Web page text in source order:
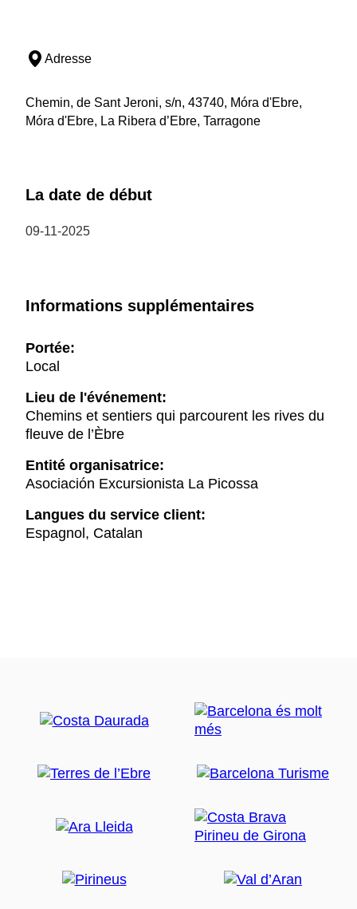
Adresse
Chemin, de Sant Jeroni, s/n, 43740, Móra d'Ebre,
Móra d'Ebre, La Ribera d’Ebre, Tarragone
La date de début
09-11-2025
Informations supplémentaires
Portée:
Local
Lieu de l'événement:
Chemins et sentiers qui parcourent les rives du
fleuve de l’Èbre
Entité organisatrice:
Asociación Excursionista La Picossa
Langues du service client:
Espagnol, Catalan